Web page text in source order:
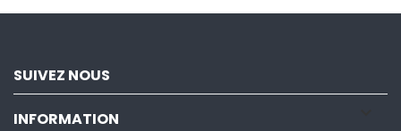
SUIVEZ NOUS
INFORMATION